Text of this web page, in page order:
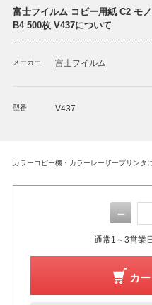
富士フイルム コピー用紙 C2 モ
B4 500枚 V437について
メーカー 富士フイルム
型番 V437
カラーコピー機・カラーレーザープリンタ
－
通常1～3営業
カ